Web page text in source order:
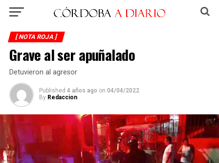
[ NOTA ROJA ]
Grave al ser apuñalado
Detuvieron al agresor
Published 4 años ago on 04/04/2022
By Redaccion